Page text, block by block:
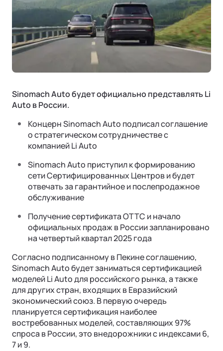
Ли Л6 | Li L6
Городской 5-местный кроссовер
ОТ 6 890 000 ₽
Подробнее
Ли Л7 | Li L7
Универсальный 5-местный кроссовер
Подробнее
Корпоративным клиентам
Лизинг
ФИНАНСЫ И УСЛУГИ
Трейд-ин
Страхование
Руководства по эксплуатации
Акустический комфорт (NVH)
Интеллектуальные ассистенты
Обновление ПО
Операционная система
Контакты
Sinomach Auto будет официально представлять Li
Auto в России.
Концерн Sinomach Auto подписал соглашение
о стратегическом сотрудничестве с
компанией Li Auto
Sinomach Auto приступил к формированию
сети Сертифицированных Центров и будет
отвечать за гарантийное и послепродажное
обслуживание
Получение сертификата OTTC и начало
официальных продаж в России запланировано
на четвертый квартал 2025 года
Согласно подписанному в Пекине соглашению,
Sinomach Auto будет заниматься сертификацией
моделей Li Auto для российского рынка, а также
для других стран, входящих в Евразийский
экономический союз. В первую очередь
планируется сертификация наиболее
востребованных моделей, составляющих 97%
спроса в России, это внедорожники с индексами 6,
7 и 9.